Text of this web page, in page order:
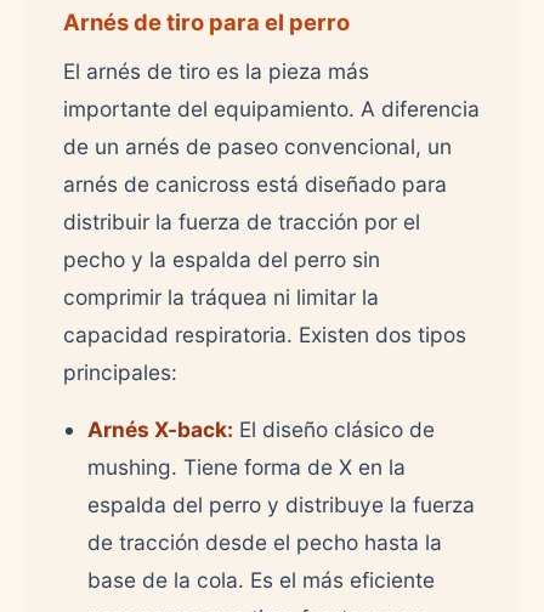
Arnés de tiro para el perro
El arnés de tiro es la pieza más
importante del equipamiento. A diferencia
de un arnés de paseo convencional, un
arnés de canicross está diseñado para
distribuir la fuerza de tracción por el
pecho y la espalda del perro sin
comprimir la tráquea ni limitar la
capacidad respiratoria. Existen dos tipos
principales:
Arnés X-back: El diseño clásico de
mushing. Tiene forma de X en la
espalda del perro y distribuye la fuerza
de tracción desde el pecho hasta la
base de la cola. Es el más eficiente